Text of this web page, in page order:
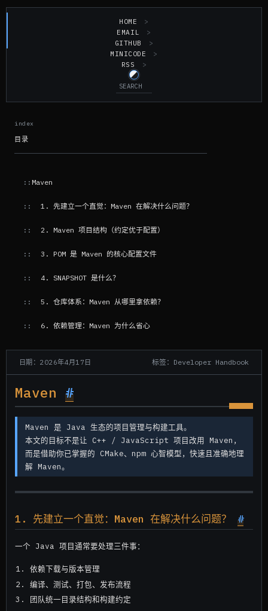
HOME
EMAIL
GITHUB
MINICODE
RSS
日期：2026年4月17日 标签：Developer Handbook
Maven #
Maven 是 Java 生态的项目管理与构建工具。
本文的目标不是让 C++ / JavaScript 项目改用 Maven，
而是借助你已掌握的 CMake、npm 心智模型，快速且准确地理
解 Maven。
1. 先建立一个直觉：Maven 在解决什么问题？ #
一个 Java 项目通常要处理三件事：
依赖下载与版本管理
编译、测试、打包、发布流程
团队统一目录结构和构建约定
目录
Maven
1. 先建立一个直觉：Maven 在解决什么问题？
2. Maven 项目结构（约定优于配置）
3. POM 是 Maven 的核心配置文件
4. SNAPSHOT 是什么？
5. 仓库体系：Maven 从哪里拿依赖？
6. 依赖管理：Maven 为什么省心
6.1 依赖作用域（scope）
6.2 dependencyManagement 是什么（容易误解）
7. 命令、生命周期、插件 goal：一条线讲透
7.1 三层概念
7.2 一条真实执行链
8. 插件配置：什么时候需要你手动写？
9. 多模块：继承（parent）和聚合（modules）
9.1 继承（Inheritance）
9.2 聚合（Aggregation）
9.2.1 模块构建产物与 &lt;packaging&gt;
9.3 二者关系